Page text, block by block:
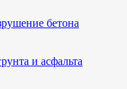
бетона
и асфальта